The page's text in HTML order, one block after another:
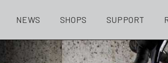
NEWS SHOPS SUPPORT